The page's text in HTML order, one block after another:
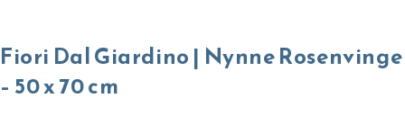
70
cm
Fiori Dal Giardino | Nynne Rosenvinge
– 50 x 70 cm